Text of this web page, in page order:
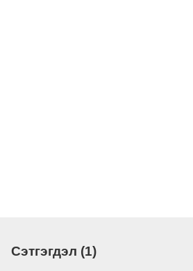
Сэтгэгдэл (1)